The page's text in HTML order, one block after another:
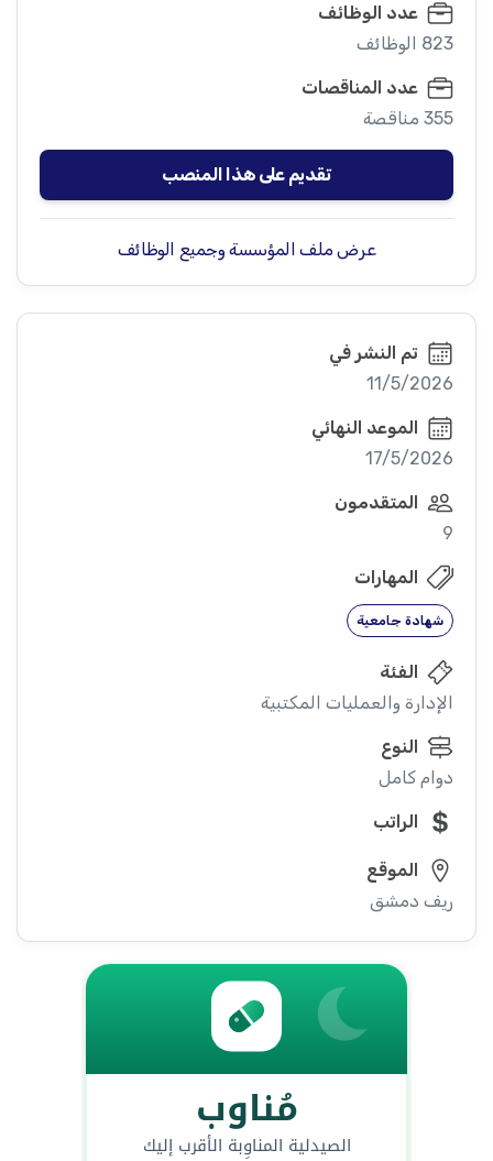
عدد الوظائف
823 الوظائف
عدد المناقصات
355 مناقصة
تقديم على هذا المنصب
عرض ملف المؤسسة وجميع الوظائف
تم النشر في
11/5/2026
الموعد النهائي
17/5/2026
المتقدمون
9
المهارات
شهادة جامعية
الفئة
الإدارة والعمليات المكتبية
النوع
دوام كامل
الراتب
الموقع
ريف دمشق